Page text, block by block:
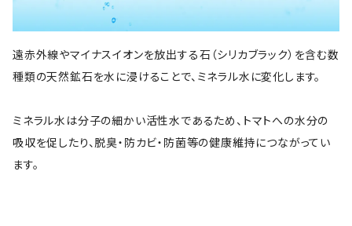
遠赤外線やマイナスイオンを放出する石（シリカブラック）を含む数
種類の天然鉱石を水に浸けることで、ミネラル水に変化します。
ミネラル水は分子の細かい活性水であるため、トマトへの水分の
吸収を促したり、脱臭・防カビ・防菌等の健康維持につながってい
ます。